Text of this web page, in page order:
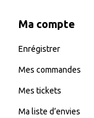
Ma compte
Enrégistrer
Mes commandes
Mes tickets
Ma liste d’envies